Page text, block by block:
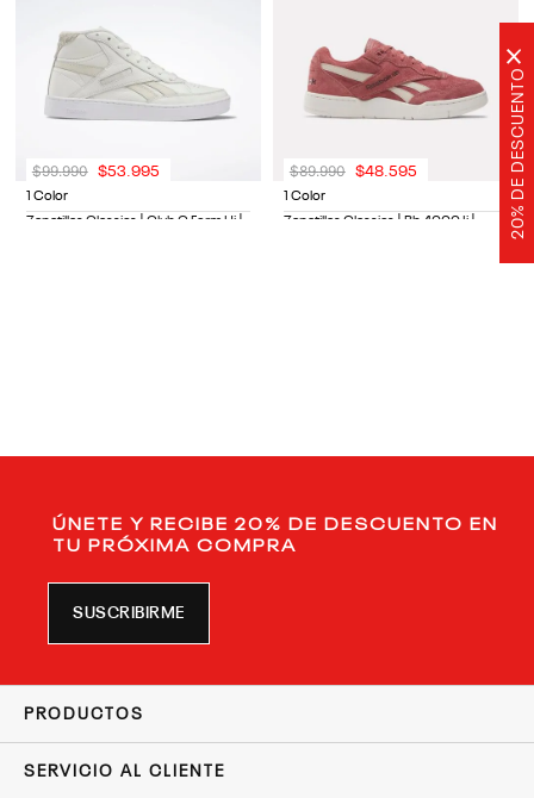
20% DE DESCUENTO
×
1 Color
Zapatillas Classics | Club C Form Hi |
$99.990 $53 995
1 Color
Zapatillas Classics | Bb 4000 Ii |
$89.990 $48. 595
ÚNETE Y RECIBE 20% DE DESCUENTO EN
TU PRÓXIMA COMPRA
SUSCRIBIRME
PRODUCTOS
SERVICIO AL CLIENTE